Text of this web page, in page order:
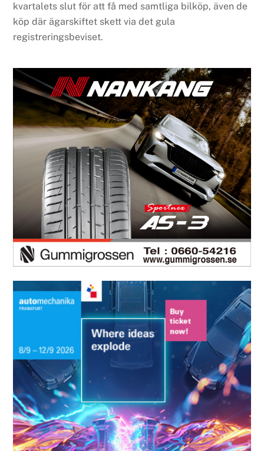
kvartalets slut för att få med samtliga bilköp, även de
köp där ägarskiftet skett via det gula
registreringsbeviset.